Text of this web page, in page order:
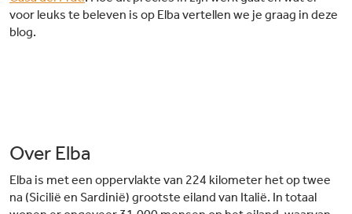
voor leuks te beleven is op Elba vertellen we je graag in deze
blog.
Over Elba
Elba is met een oppervlakte van 224 kilometer het op twee
na (Sicilië en Sardinië) grootste eiland van Italië. In totaal